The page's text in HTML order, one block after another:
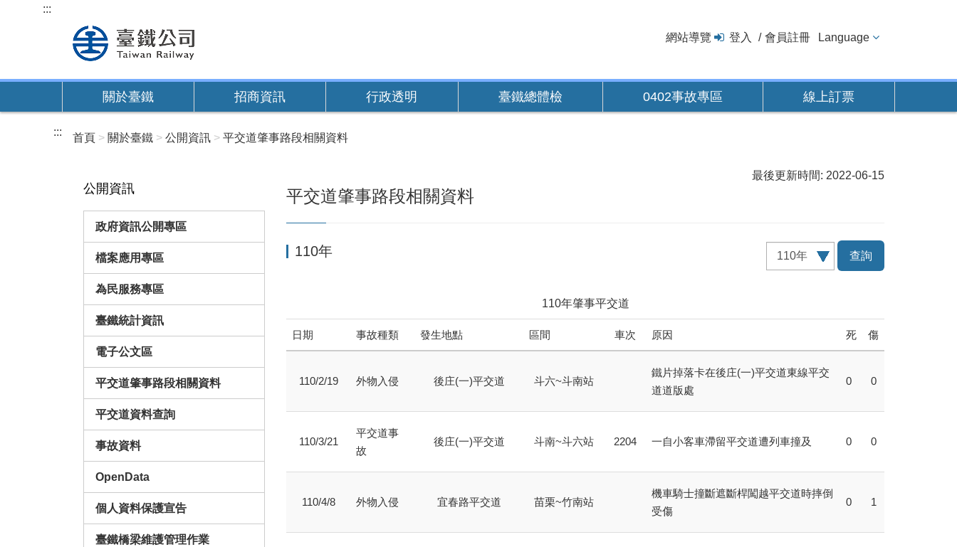
內
:::
網站導覽 登入 會員註冊 Language
關於臺鐵 招商資訊 行政透明 臺鐵總體檢 0402事故專區 線上訂票
::: 首頁 關於臺鐵 公開資訊 平交道肇事路段相關資料
公開資訊
政府資訊公開專區
檔案應用專區
為民服務專區
臺鐵統計資訊
電子公文區
平交道肇事路段相關資料
平交道資料查詢
事故資料
OpenData
個人資料保護宣告
臺鐵橋梁維護管理作業
平交道肇事路段相關資料
最後更新時間: 2022-06-15
110年
詢
110年肇事平交道
日期 事故種類 發生地點 區間 車次 原因 死 傷
110/2/19 外物入侵 後庄(一)平交道 斗六~斗南站
鐵片掉落卡在後庄(一)平交道東線平交
道道版處
0 0
110/3/21
平交道事
故
後庄(一)平交道 斗南~斗六站 2204 一自小客車滯留平交道遭列車撞及 0 0
110/4/8 外物入侵 宜春路平交道 苗栗~竹南站
機車騎士撞斷遮斷桿闖越平交道時摔倒
受傷
0 1